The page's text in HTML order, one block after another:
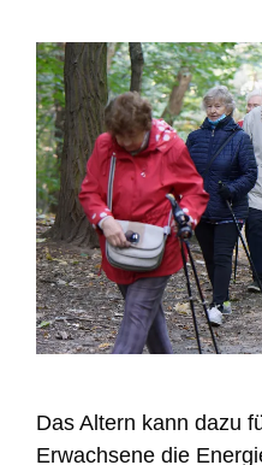
Das Altern kann dazu
Erwachsene die